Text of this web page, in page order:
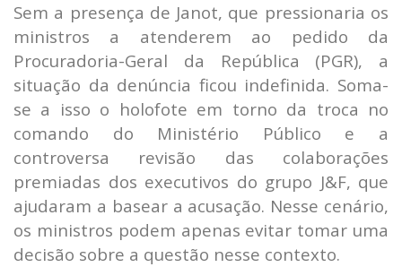
Sem a presença de Janot, que pressionaria os
ministros a atenderem ao pedido da
Procuradoria-Geral da República (PGR), a
situação da denúncia ficou indefinida. Soma-
se a isso o holofote em torno da troca no
comando do Ministério Público e a
controversa revisão das colaborações
premiadas dos executivos do grupo J&F, que
ajudaram a basear a acusação. Nesse cenário,
os ministros podem apenas evitar tomar uma
decisão sobre a questão nesse contexto.